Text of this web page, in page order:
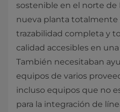
sostenible en el norte de
nueva planta totalmente
trazabilidad completa y
calidad accesibles en
También necesitaban
equipos de varios
incluso equipos que no
para la integración de